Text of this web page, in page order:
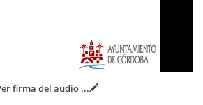
firma del audio ...